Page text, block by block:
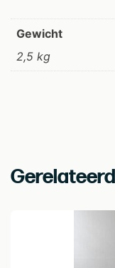
Gewicht
2,5 kg